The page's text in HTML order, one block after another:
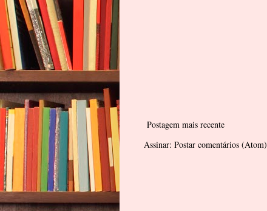
Postagem mais recente
Assinar: Postar comentários (Atom)